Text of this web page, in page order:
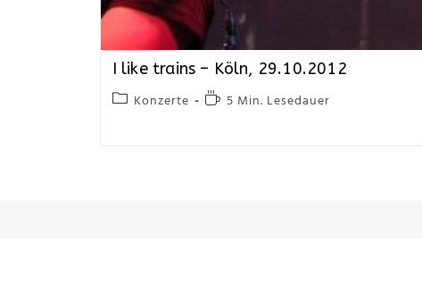
I like trains – Köln, 29.10.2012
Konzerte 5 Min. Lesedauer